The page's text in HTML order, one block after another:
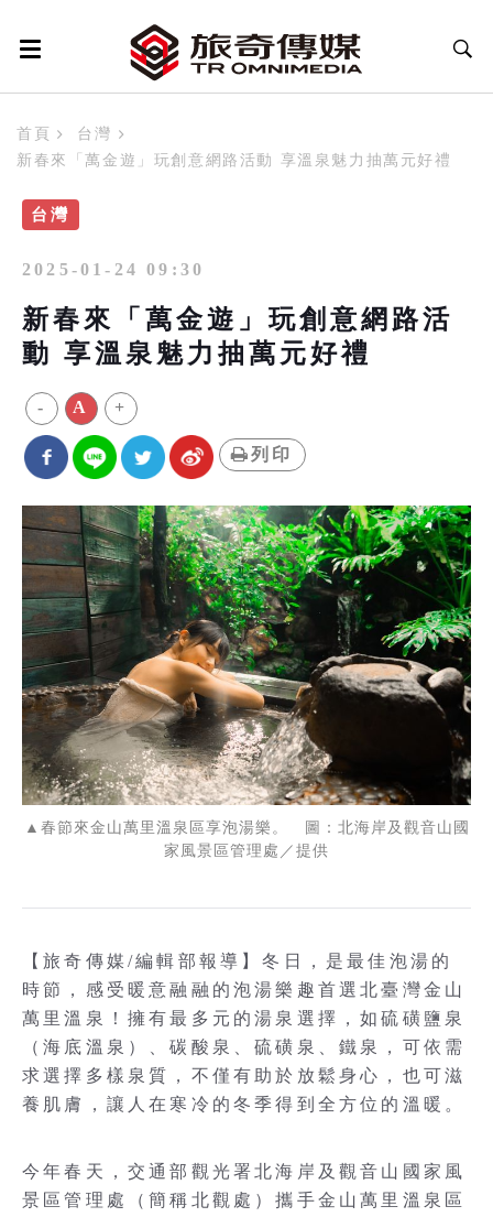
首頁
台灣
新春來「萬金遊」玩創意網路活動 享溫泉魅力抽萬元好禮
台灣
2025-01-24 09:30
新春來「萬金遊」玩創意網路活
動 享溫泉魅力抽萬元好禮
- A +
列印
▲春節來金山萬里溫泉區享泡湯樂。 圖：北海岸及觀音山國
家風景區管理處／提供
【旅奇傳媒/編輯部報導】冬日，是最佳泡湯的
時節，感受暖意融融的泡湯樂趣首選北臺灣金山
萬里溫泉！擁有最多元的湯泉選擇，如硫磺鹽泉
（海底溫泉）、碳酸泉、硫磺泉、鐵泉，可依需
求選擇多樣泉質，不僅有助於放鬆身心，也可滋
養肌膚，讓人在寒冷的冬季得到全方位的溫暖。
今年春天，交通部觀光署北海岸及觀音山國家風
景區管理處（簡稱北觀處）攜手金山萬里溫泉區